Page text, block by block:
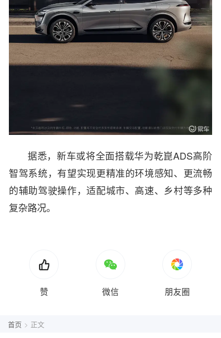
据悉，新车或将全面搭载华为乾崑ADS高阶
智驾系统，有望实现更精准的环境感知、更流畅
的辅助驾驶操作，适配城市、高速、乡村等多种
复杂路况。
赞 微信 朋友圈
首页 > 正文